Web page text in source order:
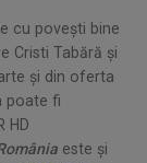
cu poveşti bine
Cristi Tabără şi
şi din oferta
poate fi
HD
este şi